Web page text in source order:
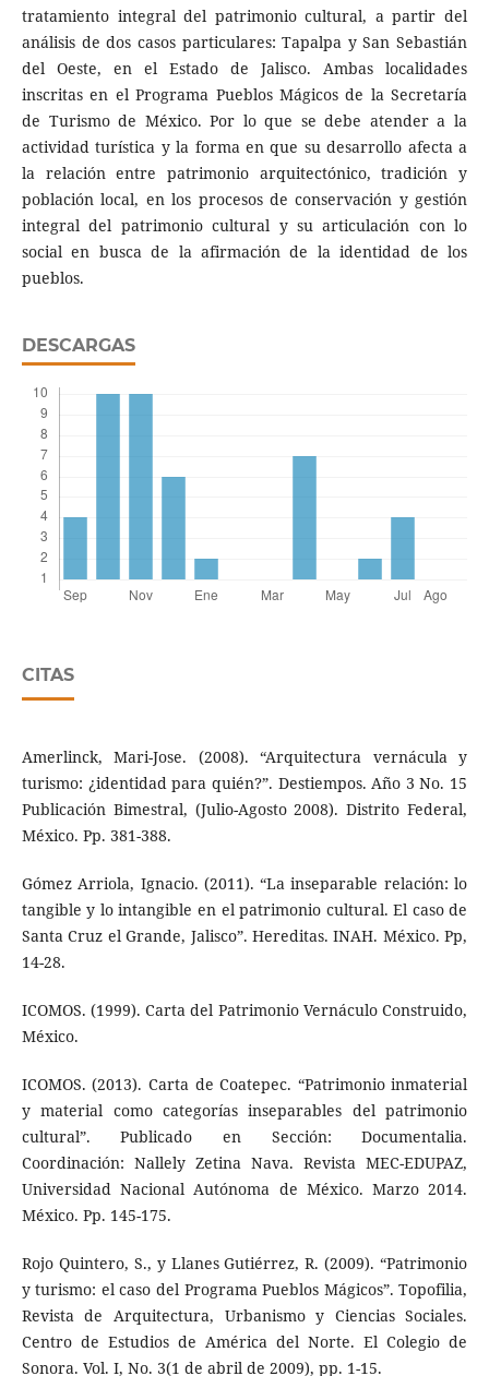
tratamiento integral del patrimonio cultural, a partir del
análisis de dos casos particulares: Tapalpa y San Sebastián
del Oeste, en el Estado de Jalisco. Ambas localidades
inscritas en el Programa Pueblos Mágicos de la Secretaría
de Turismo de México. Por lo que se debe atender a la
actividad turística y la forma en que su desarrollo afecta a
la relación entre patrimonio arquitectónico, tradición y
población local, en los procesos de conservación y gestión
integral del patrimonio cultural y su articulación con lo
social en busca de la afirmación de la identidad de los
pueblos.
DESCARGAS
CITAS
Amerlinck, Mari-Jose. (2008). “Arquitectura vernácula y
turismo: ¿identidad para quién?”. Destiempos. Año 3 No. 15
Publicación Bimestral, (Julio-Agosto 2008). Distrito Federal,
México. Pp. 381-388.
Gómez Arriola, Ignacio. (2011). “La inseparable relación: lo
tangible y lo intangible en el patrimonio cultural. El caso de
Santa Cruz el Grande, Jalisco”. Hereditas. INAH. México. Pp,
14-28.
ICOMOS. (1999). Carta del Patrimonio Vernáculo Construido,
México.
ICOMOS. (2013). Carta de Coatepec. “Patrimonio inmaterial
y material como categorías inseparables del patrimonio
cultural”. Publicado en Sección: Documentalia.
Coordinación: Nallely Zetina Nava. Revista MEC-EDUPAZ,
Universidad Nacional Autónoma de México. Marzo 2014.
México. Pp. 145-175.
Rojo Quintero, S., y Llanes Gutiérrez, R. (2009). “Patrimonio
y turismo: el caso del Programa Pueblos Mágicos”. Topofilia,
Revista de Arquitectura, Urbanismo y Ciencias Sociales.
Centro de Estudios de América del Norte. El Colegio de
Sonora. Vol. I, No. 3(1 de abril de 2009), pp. 1-15.